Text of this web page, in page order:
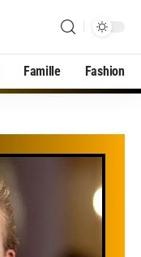
Famille Fashion